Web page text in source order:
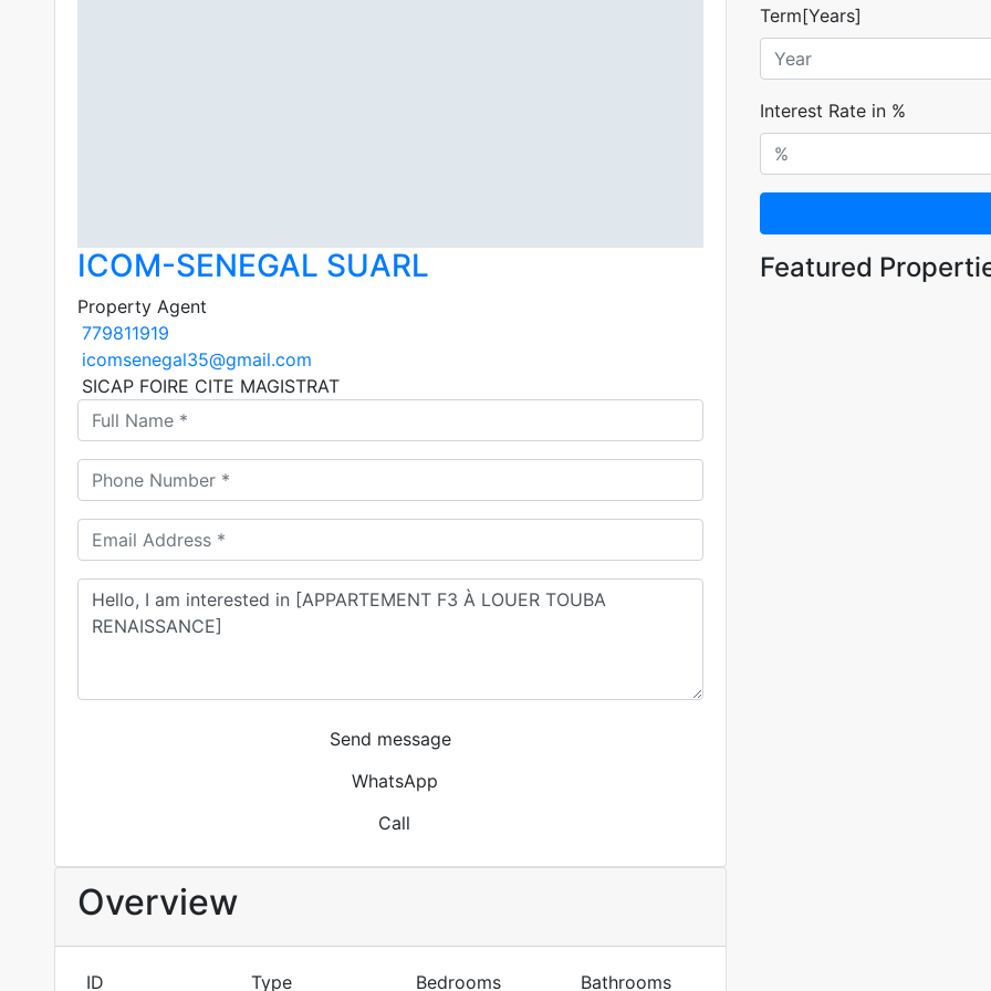
ICOM-SENEGAL SUARL
Property Agent
779811919
icomsenegal35@gmail.com
SICAP FOIRE CITE MAGISTRAT
Send message
WhatsApp
Call
Overview
ID Type Bedrooms Bathrooms
Term[Years]
Interest Rate in %
Featured